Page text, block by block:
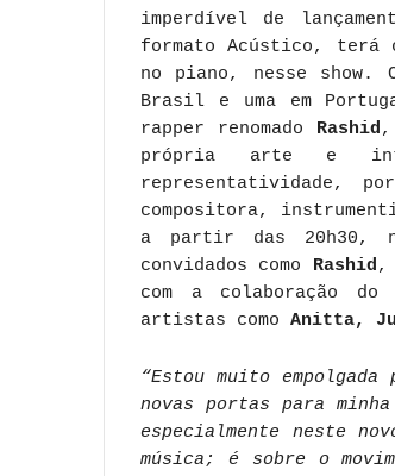
imperdível de
formato Acústico, terá
no piano, nesse show.
Brasil e uma em
rapper renomado Rashid,
própria arte e
representatividade,
compositora,
a partir das 20h30,
convidados como Rashid,
com a colaboração
artistas como Anitta,
“Estou muito
novas portas para
especialmente neste
música; é sobre o